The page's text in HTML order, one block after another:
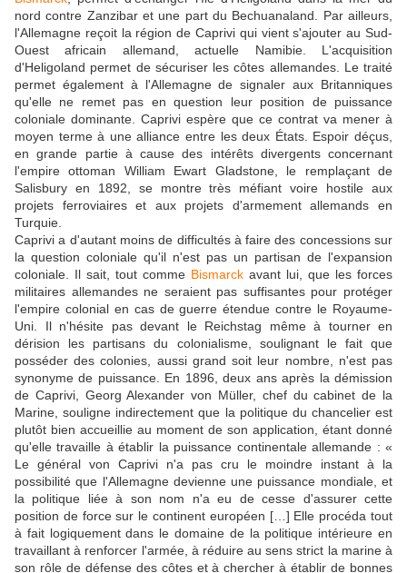
nord contre Zanzibar et une part du Bechuanaland. Par ailleurs,
l'Allemagne reçoit la région de Caprivi qui vient s'ajouter au Sud-
Ouest africain allemand, actuelle Namibie. L'acquisition
d'Heligoland permet de sécuriser les côtes allemandes. Le traité
permet également à l'Allemagne de signaler aux Britanniques
qu'elle ne remet pas en question leur position de puissance
coloniale dominante. Caprivi espère que ce contrat va mener à
moyen terme à une alliance entre les deux États. Espoir déçus,
en grande partie à cause des intérêts divergents concernant
l'empire ottoman William Ewart Gladstone, le remplaçant de
Salisbury en 1892, se montre très méfiant voire hostile aux
projets ferroviaires et aux projets d'armement allemands en
Turquie.
Caprivi a d'autant moins de difficultés à faire des concessions sur
la question coloniale qu'il n'est pas un partisan de l'expansion
coloniale. Il sait, tout comme Bismarck avant lui, que les forces
militaires allemandes ne seraient pas suffisantes pour protéger
l'empire colonial en cas de guerre étendue contre le Royaume-
Uni. Il n'hésite pas devant le Reichstag même à tourner en
dérision les partisans du colonialisme, soulignant le fait que
posséder des colonies, aussi grand soit leur nombre, n'est pas
synonyme de puissance. En 1896, deux ans après la démission
de Caprivi, Georg Alexander von Müller, chef du cabinet de la
Marine, souligne indirectement que la politique du chancelier est
plutôt bien accueillie au moment de son application, étant donné
qu'elle travaille à établir la puissance continentale allemande : «
Le général von Caprivi n'a pas cru le moindre instant à la
possibilité que l'Allemagne devienne une puissance mondiale, et
la politique liée à son nom n'a eu de cesse d'assurer cette
position de force sur le continent européen […] Elle procéda tout
à fait logiquement dans le domaine de la politique intérieure en
travaillant à renforcer l'armée, à réduire au sens strict la marine à
son rôle de défense des côtes et à chercher à établir de bonnes